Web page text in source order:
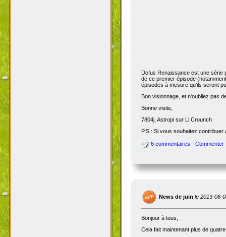
Dofus Renaissance est une série
de ce premier épisode
épisodes à mesure qu'ils seront
Bon visionnage, et n'oubliez pas
Bonne visite,
7804j, Astropi sur Li Crounch
P.S : Si vous souhaitez
6 commentaires - Commenter
News de juin le 2013-06-
Bonjour à tous,
Cela fait maintenant plus de